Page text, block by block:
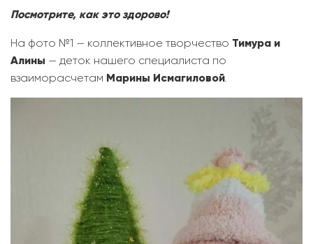
Посмотрите, как это здорово!
На фото №1 — коллективное творчество Тимура и
Алины — деток нашего специалиста по
взаиморасчетам Марины Исмагиловой.